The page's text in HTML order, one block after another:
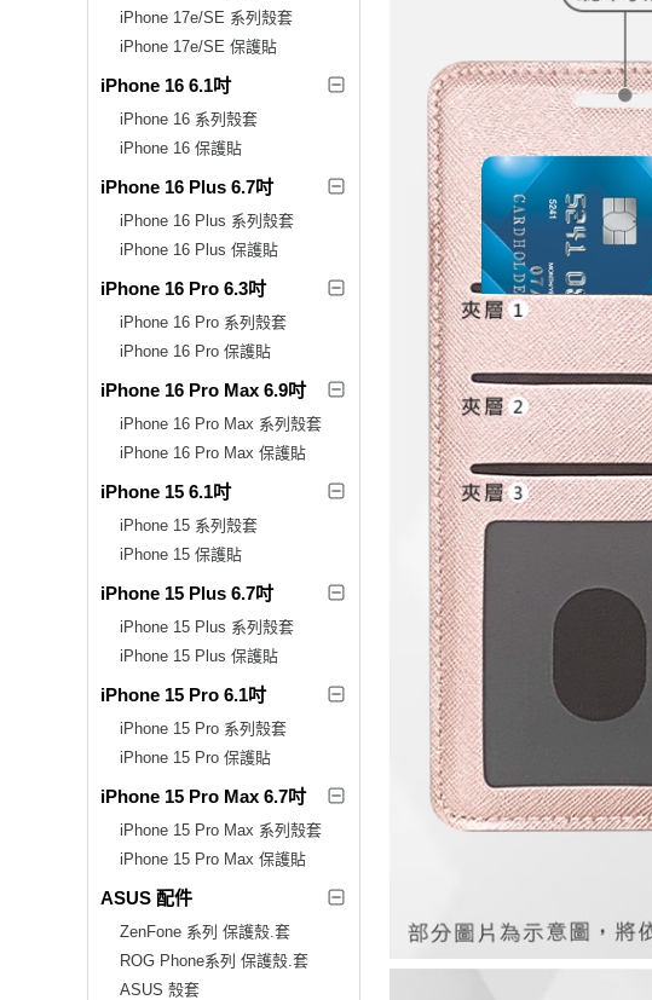
iPhone 17e/SE 系列殼套
iPhone 17e/SE 保護貼
iPhone 16 6.1吋
iPhone 16 系列殼套
iPhone 16 保護貼
iPhone 16 Plus 6.7吋
iPhone 16 Plus 系列殼套
iPhone 16 Plus 保護貼
iPhone 16 Pro 6.3吋
iPhone 16 Pro 系列殼套
iPhone 16 Pro 保護貼
iPhone 16 Pro Max 6.9吋
iPhone 16 Pro Max 系列殼套
iPhone 16 Pro Max 保護貼
iPhone 15 6.1吋
iPhone 15 系列殼套
iPhone 15 保護貼
iPhone 15 Plus 6.7吋
iPhone 15 Plus 系列殼套
iPhone 15 Plus 保護貼
iPhone 15 Pro 6.1吋
iPhone 15 Pro 系列殼套
iPhone 15 Pro 保護貼
iPhone 15 Pro Max 6.7吋
iPhone 15 Pro Max 系列殼套
iPhone 15 Pro Max 保護貼
ASUS 配件
ZenFone 系列 保護殼.套
ROG Phone系列 保護殼.套
ASUS 殼套